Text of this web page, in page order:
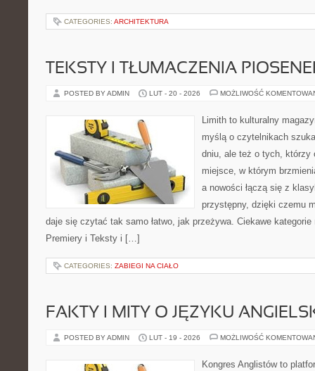
CATEGORIES: ARCHITEKTURA
TEKSTY I TŁUMACZENIA
POSTED BY ADMIN LUT - 20 - 2026 MOŻLIWOŚĆ
Limith to kulturalny
myślą o czytelnikach
dniu, ale też o tych, którzy
miejsce, w którym
a nowości łączą się z
przystępny, dzięki czemu
daje się czytać tak samo łatwo, jak przeżywa. Ciekawe
Premiery i Teksty i […]
CATEGORIES: ZABIEGI NA CIAŁO
FAKTY I MITY O JĘZYKU
POSTED BY ADMIN LUT - 19 - 2026 MOŻLIWOŚĆ
Kongres Anglistów to